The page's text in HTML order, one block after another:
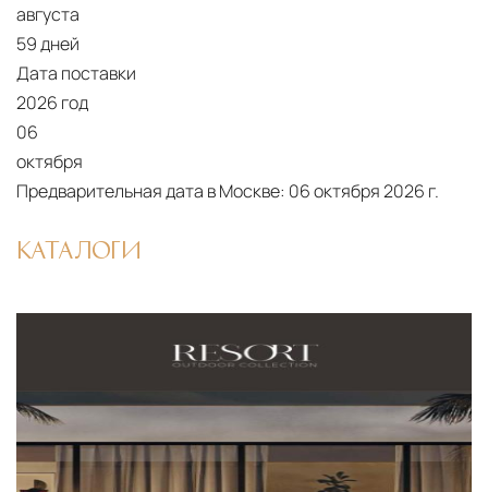
августа
59 дней
Дата поставки
2026 год
06
октября
Предварительная дата в Москве: 06 октября 2026 г.
КАТАЛОГИ